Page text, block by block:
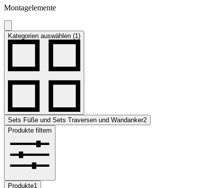
Montagelemente
Kategorien auswählen (1)
Sets Füße und Sets Traversen und Wandanker2
Produkte filtern
Produkte1